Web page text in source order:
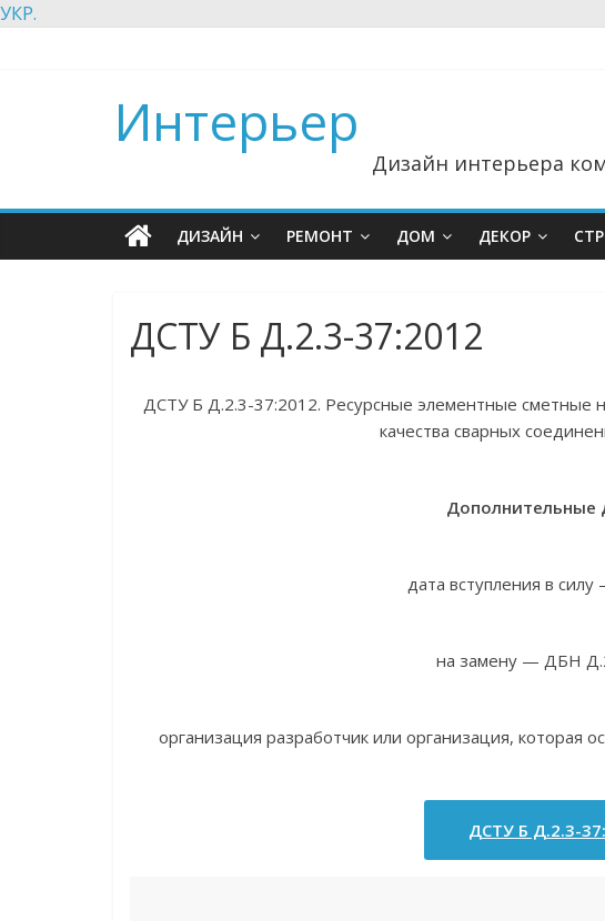
УКР.
Интерьер
Дизайн интерьера
ДИЗАЙН РЕМОНТ ДОМ ДЕКОР
ДСТУ Б Д.2.3-37:2012
ДСТУ Б Д.2.3-37:2012. Ресурсные элементные сметные
качества сварных
Дополнительные
дата вступления в
на замену — ДБН
организация разработчик или организация,
ДСТУ Б Д.2.3-